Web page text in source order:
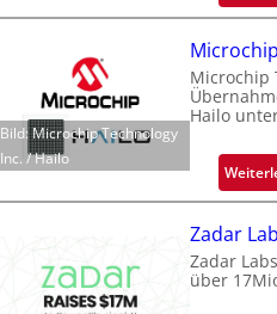
Bild: Microchip Technology
Inc. / Hailo
Microchip
Hailo
Zadar
Zadar
über